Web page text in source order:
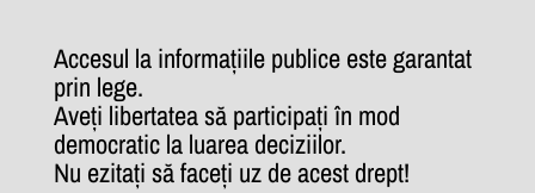
Accesul la informațiile publice este garantat
prin lege.
Aveți libertatea să participați în mod
democratic la luarea deciziilor.
Nu ezitați să faceți uz de acest drept!